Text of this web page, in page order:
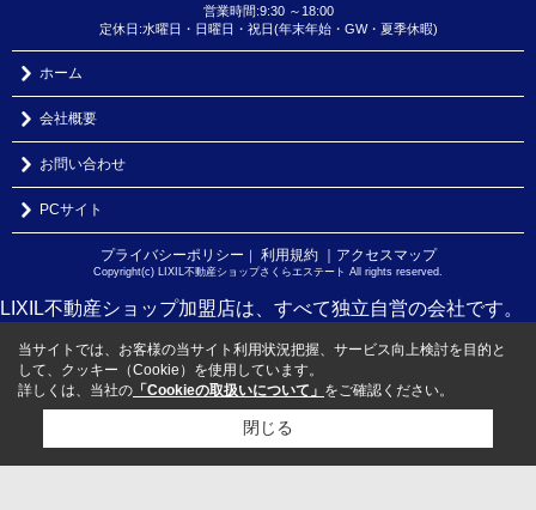
営業時間:9:30 ～18:00
定休日:水曜日・日曜日・祝日(年末年始・GW・夏季休暇)
ホーム
会社概要
お問い合わせ
PCサイト
プライバシーポリシー ｜ 利用規約 ｜アクセスマップ
Copyright(c) LIXIL不動産ショップさくらエステート All rights reserved.
LIXIL不動産ショップ加盟店は、すべて独立自営の会社です。
当サイトでは、お客様の当サイト利用状況把握、サービス向上検討を目的と
して、クッキー（Cookie）を使用しています。
詳しくは、当社の 「Cookieの取扱いについて」 をご確認ください。
閉じる